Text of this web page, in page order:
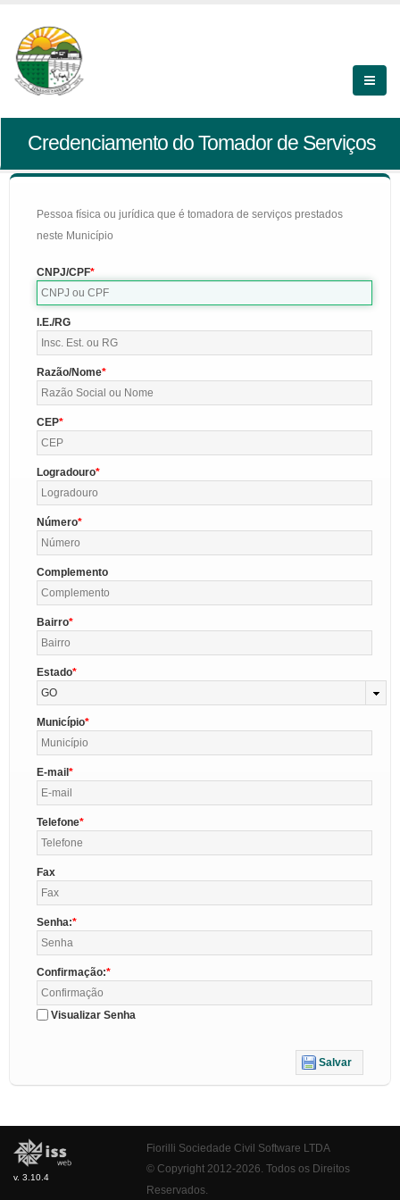
Credenciamento do Tomador de Serviços
Pessoa física ou jurídica que é tomadora de serviços prestados
neste Município
CNPJ/CPF
I.E./RG
Razão/Nome
CEP
Logradouro
Número
Complemento
Bairro
Estado
GO
Município
E-mail
Telefone
Fax
Senha:
Confirmação:
Visualizar Senha
Salvar
v. 3.10.4
Fiorilli Sociedade Civil Software LTDA
© Copyright 2012-2026. Todos os Direitos
Reservados.